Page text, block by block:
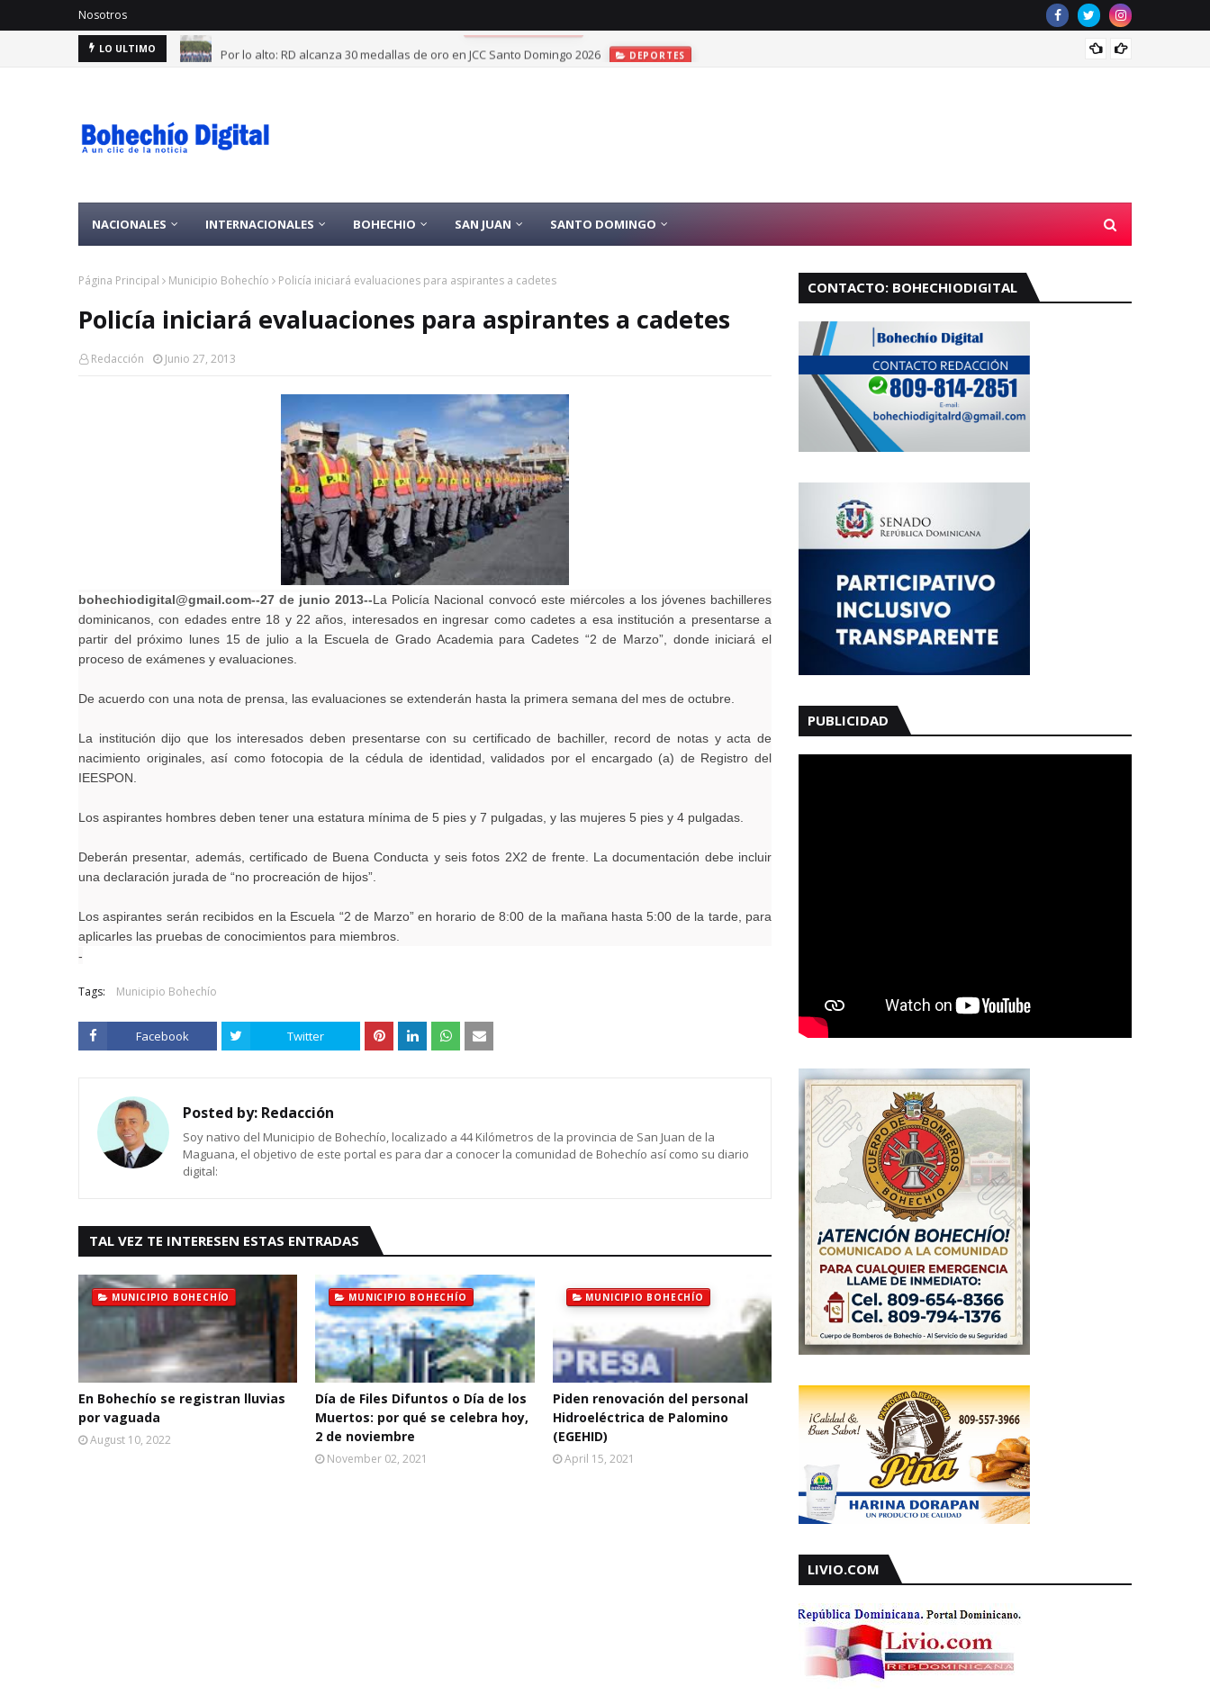
Nosotros
LO ULTIMO Por lo alto: RD alcanza 30 medallas de oro en JCC Santo Domingo 2026 DEPORTES
NACIONALES INTERNACIONALES BOHECHIO SAN JUAN SANTO DOMINGO
Página Principal Municipio Bohechío Policía iniciará evaluaciones para aspirantes a cadetes
Policía iniciará evaluaciones para aspirantes a cadetes
Redacción Junio 27, 2013
bohechiodigital@gmail.com--27 de junio 2013--La Policía Nacional convocó este miércoles a los jóvenes bachilleres
dominicanos, con edades entre 18 y 22 años, interesados en ingresar como cadetes a esa institución a presentarse a
partir del próximo lunes 15 de julio a la Escuela de Grado Academia para Cadetes “2 de Marzo”, donde iniciará el
proceso de exámenes y evaluaciones.
De acuerdo con una nota de prensa, las evaluaciones se extenderán hasta la primera semana del mes de octubre.
La institución dijo que los interesados deben presentarse con su certificado de bachiller, record de notas y acta de
nacimiento originales, así como fotocopia de la cédula de identidad, validados por el encargado (a) de Registro del
IEESPON.
Los aspirantes hombres deben tener una estatura mínima de 5 pies y 7 pulgadas, y las mujeres 5 pies y 4 pulgadas.
Deberán presentar, además, certificado de Buena Conducta y seis fotos 2X2 de frente. La documentación debe incluir
una declaración jurada de “no procreación de hijos”.
Los aspirantes serán recibidos en la Escuela “2 de Marzo” en horario de 8:00 de la mañana hasta 5:00 de la tarde, para
aplicarles las pruebas de conocimientos para miembros.
-
Tags: Municipio Bohechío
Facebook Twitter
Posted by: Redacción
Soy nativo del Municipio de Bohechío, localizado a 44 Kilómetros de la provincia de San Juan de la
Maguana, el objetivo de este portal es para dar a conocer la comunidad de Bohechío así como su diario
digital:
TAL VEZ TE INTERESEN ESTAS ENTRADAS
MUNICIPIO BOHECHÍO
En Bohechío se registran lluvias
por vaguada
August 10, 2022
MUNICIPIO BOHECHÍO
Día de Files Difuntos o Día de los
Muertos: por qué se celebra hoy,
2 de noviembre
November 02, 2021
MUNICIPIO BOHECHÍO
Piden renovación del personal
Hidroeléctrica de Palomino
(EGEHID)
April 15, 2021
CONTACTO: BOHECHIODIGITAL
PUBLICIDAD
LIVIO.COM